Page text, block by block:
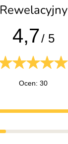
Rewelacyjny
4,7/ 5
Ocen: 30